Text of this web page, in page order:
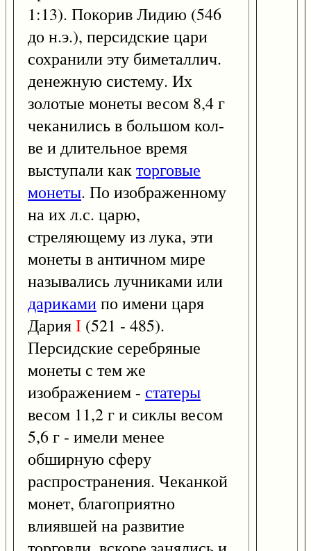
1:13). Покорив Лидию (546
до н.э.), персидские цари
сохранили эту биметаллич.
денежную систему. Их
золотые монеты весом 8,4 г
чеканились в большом кол-
ве и длительное время
выступали какторговые
монеты. По изображенному
на их л.с. царю,
стреляющему из лука, эти
монеты в античном мире
назывались лучниками или
дарикамипо имени царя
ДарияI (521 - 485).
Персидские серебряные
монеты с тем же
изображением - статеры
весом 11,2 г и сиклы весом
5,6 г - имели менее
обширную сферу
распространения. Чеканкой
монет, благоприятно
влиявшей на развитие